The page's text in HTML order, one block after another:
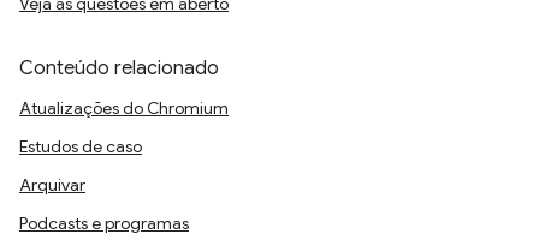
Conteúdo relacionado
Atualizações do Chromium
Estudos de caso
Arquivar
Podcasts e programas